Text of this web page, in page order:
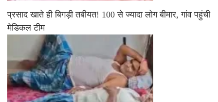
प्रसाद खाते ही बिगड़ी तबीयत! 100 से ज्यादा लोग बीमार, गांव पहुंची
मेडिकल टीम